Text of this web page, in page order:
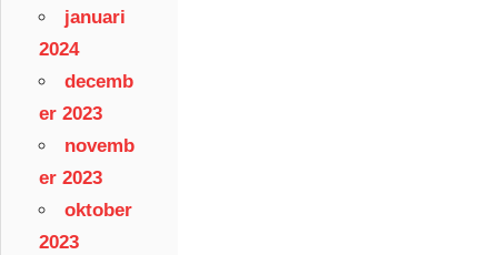
januari
2024
decemb
er 2023
novemb
er 2023
oktober
2023